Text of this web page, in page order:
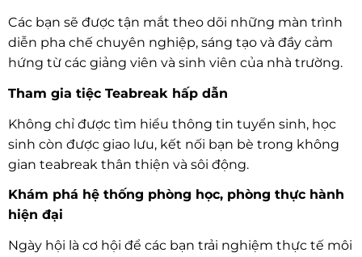
Các bạn sẽ được tận mắt theo dõi những màn trình
diễn pha chế chuyên nghiệp, sáng tạo và đầy cảm
hứng từ các giảng viên và sinh viên của nhà trường.
Tham gia tiệc Teabreak hấp dẫn
Không chỉ được tìm hiểu thông tin tuyển sinh, học
sinh còn được giao lưu, kết nối bạn bè trong không
gian teabreak thân thiện và sôi động.
Khám phá hệ thống phòng học, phòng thực hành
hiện đại
Ngày hội là cơ hội để các bạn trải nghiệm thực tế môi